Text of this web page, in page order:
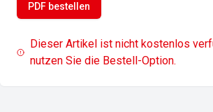
PDF bestellen
Dieser Artikel ist nicht kostenlos
nutzen Sie die Bestell-Option.